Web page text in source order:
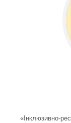
«Інклюзивно-